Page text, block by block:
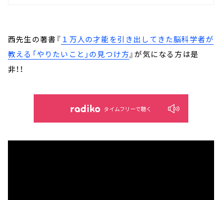
西先生の著書『 １万人の才能を引き出してきた脳科学者が
教える「やりたいこと」の見つけ方』が気になる方は是
非！！
タイムフリーで聴く